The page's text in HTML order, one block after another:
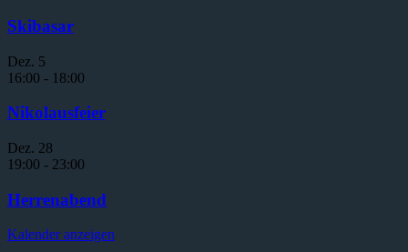
Skibasar
Dez. 5
16:00 - 18:00
Nikolausfeier
Dez. 28
19:00 - 23:00
Herrenabend
Kalender anzeigen